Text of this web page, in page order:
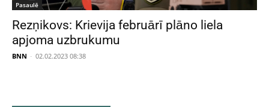
Pasaulē
Rezņikovs: Krievija februārī plāno liela
apjoma uzbrukumu
BNN - 02.02.2023 08:38